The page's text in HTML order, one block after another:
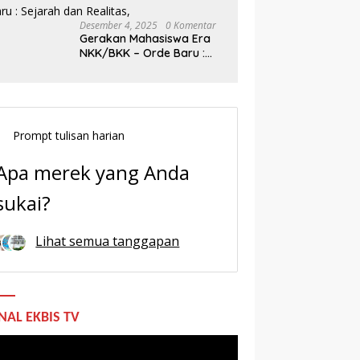
Desember 4, 2025 0 Komentar
Gerakan Mahasiswa Era
NKK/BKK – Orde Baru :
Prompt tulisan harian
merek yang Anda
Lihat semua tanggapan
EKBIS TV